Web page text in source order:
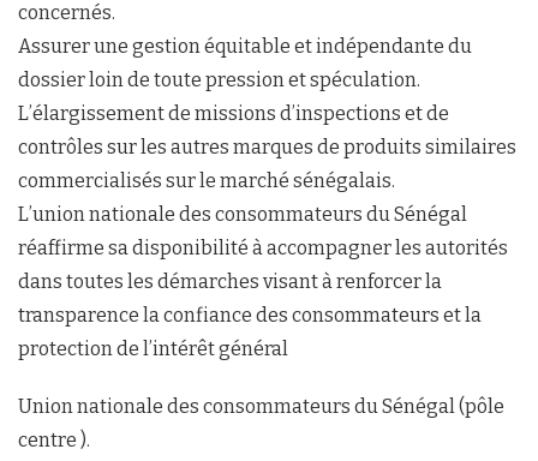
concernés.
Assurer une gestion équitable et indépendante du
dossier loin de toute pression et spéculation.
L’élargissement de missions d’inspections et de
contrôles sur les autres marques de produits similaires
commercialisés sur le marché sénégalais.
L’union nationale des consommateurs du Sénégal
réaffirme sa disponibilité à accompagner les autorités
dans toutes les démarches visant à renforcer la
transparence la confiance des consommateurs et la
protection de l’intérêt général
Union nationale des consommateurs du Sénégal (pôle
centre ).